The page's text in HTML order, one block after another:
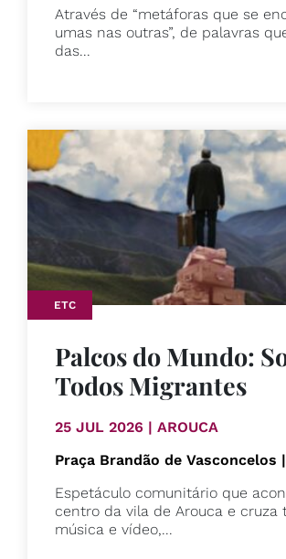
Através de “metáforas que se
umas nas outras”, de palavras
das...
ETC
Palcos do Mundo:
Todos Migrantes
25 JUL 2026 | AROUCA
Praça Brandão de Vasconcelos
Espetáculo comunitário que
centro da vila de Arouca e cruza
música e vídeo,...